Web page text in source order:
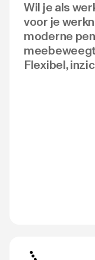
Wil je als
voor je
moderne
Flexibel,